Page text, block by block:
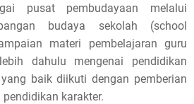
pusat pembudayaan melalui
budaya sekolah (school
materi pembelajaran guru
dahulu mengenai pendidikan
baik diikuti dengan pemberian
karakter.